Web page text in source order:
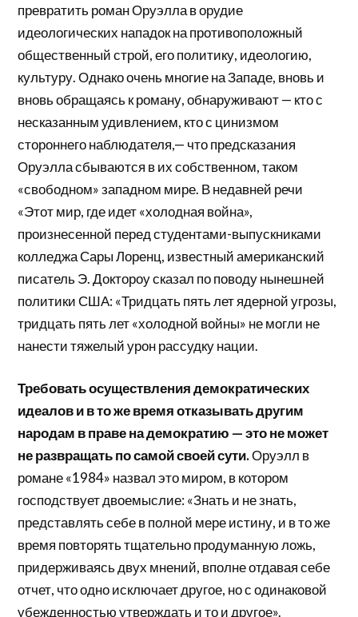
превратить роман Оруэлла в орудие
идеологических нападок на противоположный
общественный строй, его политику, идеологию,
культуру. Однако очень многие на Западе, вновь и
вновь обращаясь к роману, обнаруживают — кто с
несказанным удивлением, кто с цинизмом
стороннего наблюдателя,— что предсказания
Оруэлла сбываются в их собственном, таком
«свободном» западном мире. В недавней речи
«Этот мир, где идет «холодная война»,
произнесенной перед студентами-выпускниками
колледжа Сары Лоренц, известный американский
писатель Э. Доктороу сказал по поводу нынешней
политики США: «Тридцать пять лет ядерной угрозы,
тридцать пять лет «холодной войны» не могли не
нанести тяжелый урон рассудку нации.
Требовать осуществления демократических
идеалов и в то же время отказывать другим
народам в праве на демократию — это не может
не развращать по самой своей сути.Оруэлл в
романе «1984» назвал это миром, в котором
господствует двоемыслие: «Знать и не знать,
представлять себе в полной мере истину, и в то же
время повторять тщательно продуманную ложь,
придерживаясь двух мнений, вполне отдавая себе
отчет, что одно исключает другое, но с одинаковой
убежденностью утверждать и то и другое».